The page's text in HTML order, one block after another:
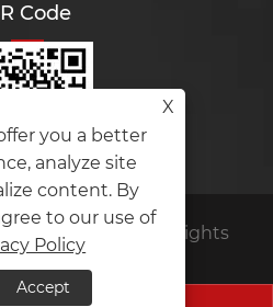
Code
module All Rights
RSS XML Privacy Policy
X
you a better
analyze site
content. By
to our use of
Policy
Accept